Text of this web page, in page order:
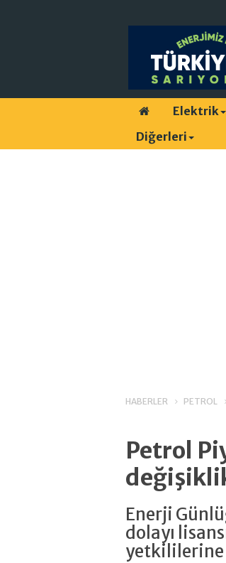
Elektrik
Diğerleri
HABERLER PETROL
Petrol
Enerji
dolayı
yetkililerine